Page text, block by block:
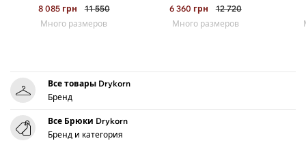
8 085 грн
11 550
Много размеров
6 360 грн
12 720
Много размеров
Все товары Drykorn
Бренд
Все Брюки Drykorn
Бренд и категория